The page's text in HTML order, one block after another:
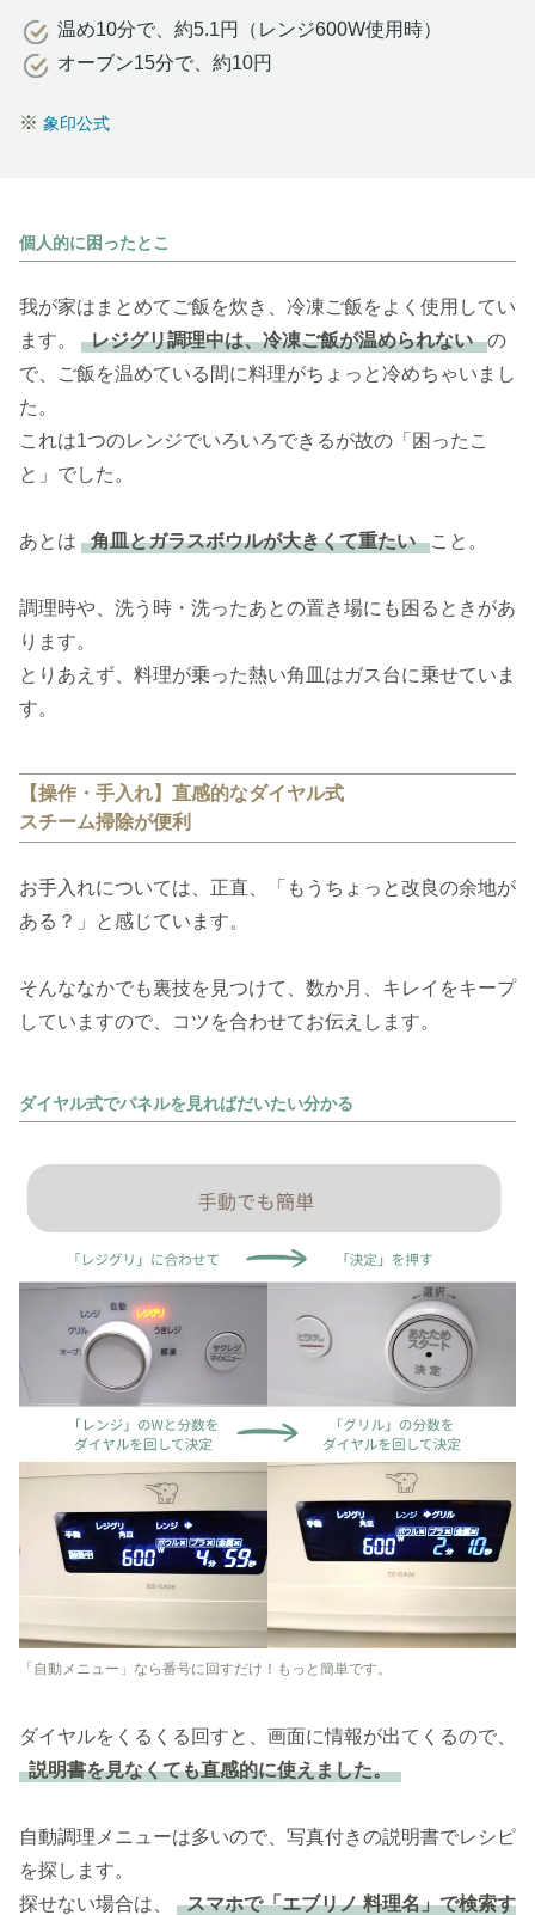
温め10分で、約5.1円（レンジ600W使用時）
オーブン15分で、約10円
※ 象印公式
個人的に困ったとこ
我が家はまとめてご飯を炊き、冷凍ご飯をよく使用してい
ます。
レジグリ調理中は、冷凍ご飯が温められない の
で、ご飯を温めている間に料理がちょっと冷めちゃいまし
た。
これは1つのレンジでいろいろできるが故の「困ったこ
と」でした。
あとは 角皿とガラスボウルが大きくて重たい こと。
調理時や、洗う時・洗ったあとの置き場にも困るときがあ
ります。
とりあえず、料理が乗った熱い角皿はガス台に乗せていま
す。
【操作・手入れ】直感的なダイヤル式
スチーム掃除が便利
お手入れについては、正直、「もうちょっと改良の余地が
ある？」と感じています。
そんななかでも裏技を見つけて、数か月、キレイをキープ
していますので、コツを合わせてお伝えします。
ダイヤル式でパネルを見ればだいたい分かる
「自動メニュー」なら番号に回すだけ！もっと簡単です。
ダイヤルをくるくる回すと、画面に情報が出てくるので、
説明書を見なくても直感的に使えました。
自動調理メニューは多いので、写真付きの説明書でレシピ
を探します。
探せない場合は、
スマホで「エブリノ 料理名」で検索す